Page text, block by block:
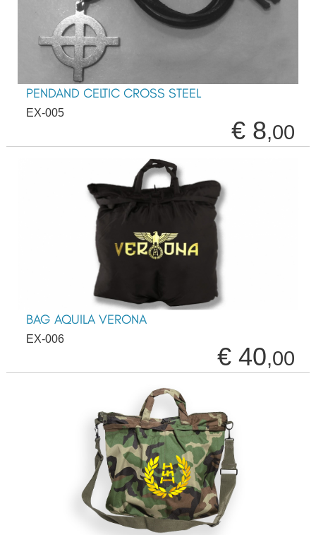
PENDAND CELTIC CROSS STEEL
EX-005
€ 8,00
BAG AQUILA VERONA
EX-006
€ 40,00